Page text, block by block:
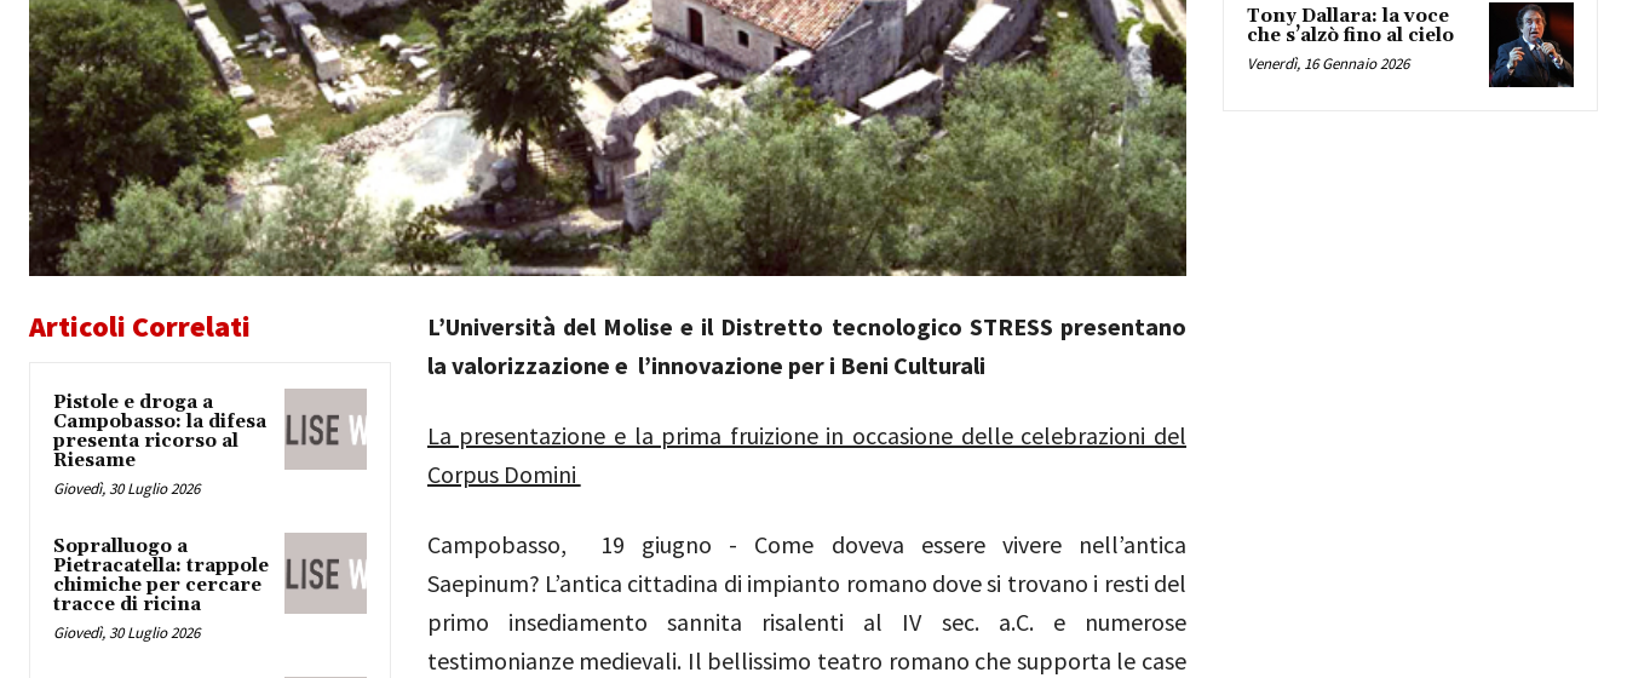
Articoli Correlati
Pistole e droga a
Campobasso: la difesa
presenta ricorso al
Riesame
Giovedì, 30 Luglio 2026
Sopralluogo a
Pietracatella: trappole
chimiche per cercare
tracce di ricina
Giovedì, 30 Luglio 2026
L’Università del Molise e il Distretto tecnologico STRESS presentano
la valorizzazione e l’innovazione per i Beni Culturali
La presentazione e la prima fruizione in occasione delle celebrazioni del
Corpus Domini
Campobasso, 19 giugno - Come doveva essere vivere
nell’antica
Saepinum? L’antica cittadina di impianto romano dove si trovano i resti del
primo insediamento sannita risalenti al IV sec. a.C. e numerose
testimonianze medievali. Il bellissimo teatro romano che supporta le case
Tony Dallara: la voce
che s’alzò fino al cielo
Venerdì, 16 Gennaio 2026